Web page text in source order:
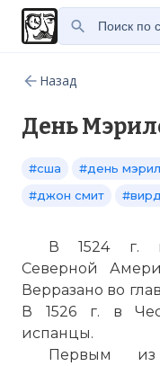
Назад
День
#сша #день
#джон смит
В 1524 г.
Северной
Верразано во
В 1526 г. в
испанцы.
Первым из